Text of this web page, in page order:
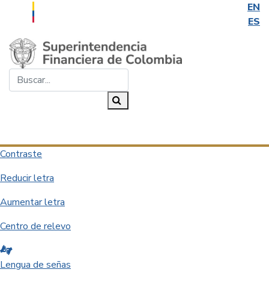
EN
ES
Saltar al contenido principal
Contraste
Reducir letra
Aumentar letra
Centro de relevo
Lengua de señas